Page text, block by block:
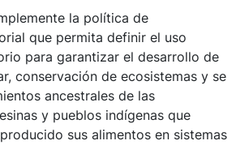
la política de
que permita definir el uso
para garantizar el desarrollo de
conservación de ecosistemas y se
ancestrales de las
y pueblos indígenas que
sus alimentos en sistemas